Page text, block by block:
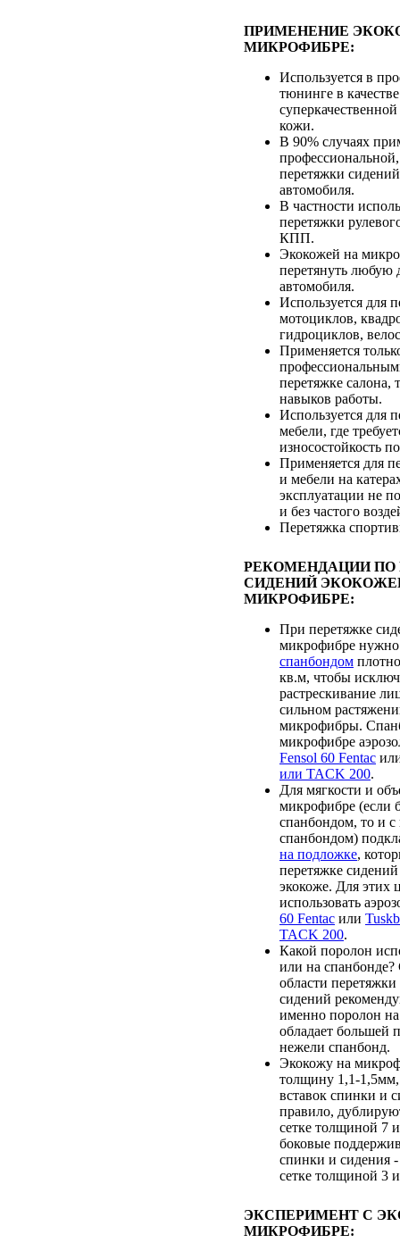
ПРИМЕНЕНИЕ
МИКРОФИБРЕ:
Используется в
тюнинге в
кожи.
В 90% случаях
перетяжки
автомобиля.
В частности
перетяжки
КПП.
Экокожей на
перетянуть любую
автомобиля.
Используется для
мотоциклов,
гидроциклов,
Применяется
перетяжке салона,
навыков работы.
Используется для
мебели, где
износостойкость
Применяется для
и мебели на
эксплуатации не
и без частого
Перетяжка
РЕКОМЕНДАЦИИ ПО
СИДЕНИЙ
МИКРОФИБРЕ:
При перетяжке
микрофибре нужно
спанбондом
кв.м, чтобы
растрескивание
сильном
микрофибры.
микрофибре
Fensol 60 Fentac
или TACK 200.
Для мягкости и
микрофибре (если
спанбондом, то и
спанбондом)
на подложке,
перетяжке
экокоже. Для этих
использовать
60 Fentac или
TACK 200.
Какой поролон
или на
области
сидений
именно поролон на
обладает большей
нежели спанбонд.
Экокожу на
толщину 1,1-1,5мм,
вставок спинки и
правило,
сетке толщиной 7
боковые
спинки и сидения
сетке толщиной 3
ЭКСПЕРИМЕНТ С
МИКРОФИБРЕ: